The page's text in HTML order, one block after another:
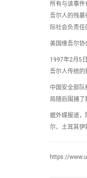
所有与该事件
吾尔人的残暴
际社会负责
美国维吾尔协
1997年2月5
吾尔人传统的
中国安全部
局随后围捕了
据外媒报道，
尔、土耳其伊
https://